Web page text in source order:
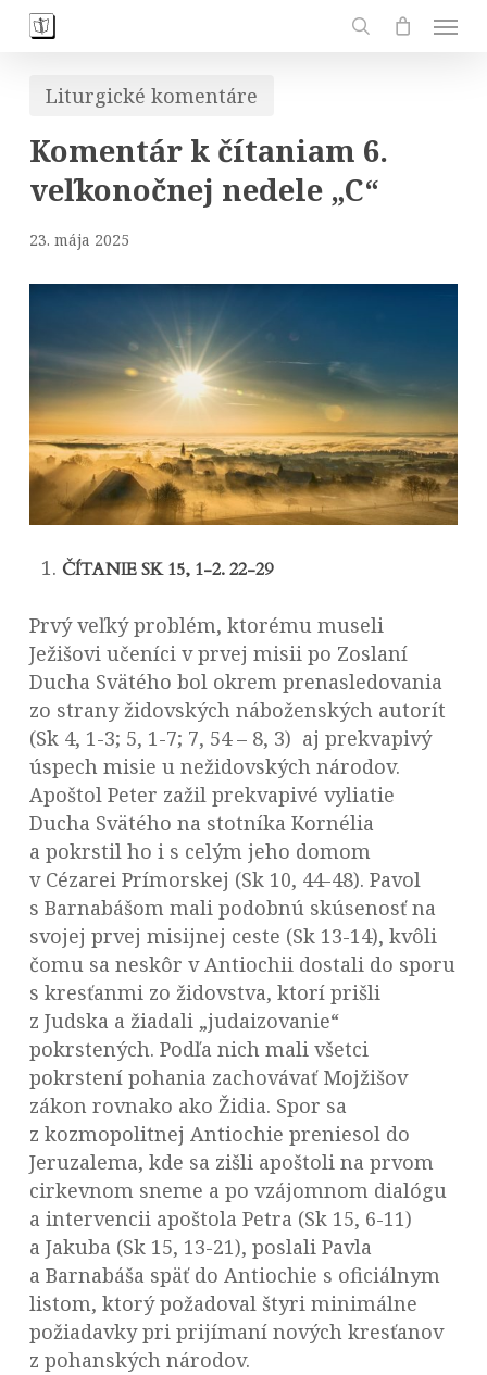
Skip
contentLiturgické komentáre
Komentár k čítaniam 6.
veľkonočnej nedele „C“
23. mája 2025
ČÍTANIE SK 15, 1-2. 22-29
Prvý veľký problém, ktorému museli
Ježišovi učeníci v prvej misii po Zoslaní
Ducha Svätého bol okrem prenasledovania
zo strany židovských náboženských autorít
(Sk 4, 1-3; 5, 1-7; 7, 54 – 8, 3) aj prekvapivý
úspech misie u nežidovských národov.
Apoštol Peter zažil prekvapivé vyliatie
Ducha Svätého na stotníka Kornélia
a pokrstil ho i s celým jeho domom
v Cézarei Prímorskej (Sk 10, 44-48). Pavol
s Barnabášom mali podobnú skúsenosť na
svojej prvej misijnej ceste (Sk 13-14), kvôli
čomu sa neskôr v Antiochii dostali do sporu
s kresťanmi zo židovstva, ktorí prišli
z Judska a žiadali „judaizovanie“
pokrstených. Podľa nich mali všetci
pokrstení pohania zachovávať Mojžišov
zákon rovnako ako Židia. Spor sa
z kozmopolitnej Antiochie preniesol do
Jeruzalema, kde sa zišli apoštoli na prvom
cirkevnom sneme a po vzájomnom dialógu
a intervencii apoštola Petra (Sk 15, 6-11)
a Jakuba (Sk 15, 13-21), poslali Pavla
a Barnabáša späť do Antiochie s oficiálnym
listom, ktorý požadoval štyri minimálne
požiadavky pri prijímaní nových kresťanov
z pohanských národov.